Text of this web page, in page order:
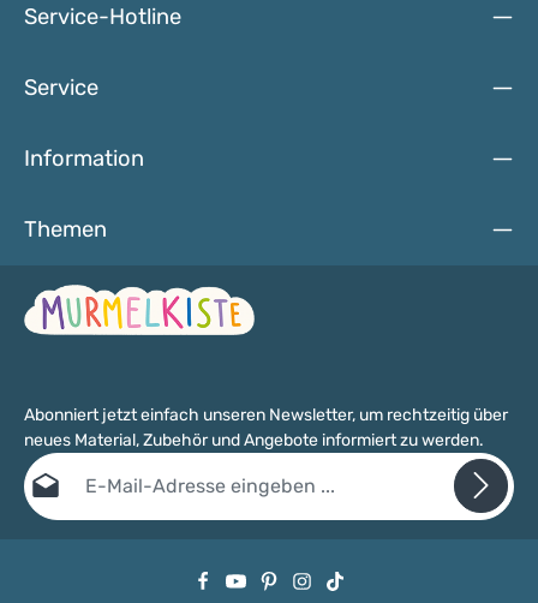
Service-Hotline
Service
Information
Themen
Abonniert jetzt einfach unseren Newsletter, um rechtzeitig über
neues Material, Zubehör und Angebote informiert zu werden.
E-Mail-Adresse*
Datenschutzbestimmungenzur Kenntnis genommen